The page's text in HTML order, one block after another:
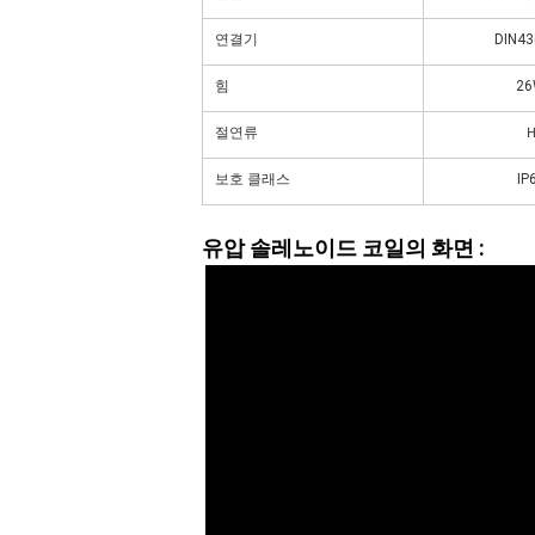
연결기
힘
절연류 Ｈ
보호 클래스
유압 솔레노이드 코일의 화면 :